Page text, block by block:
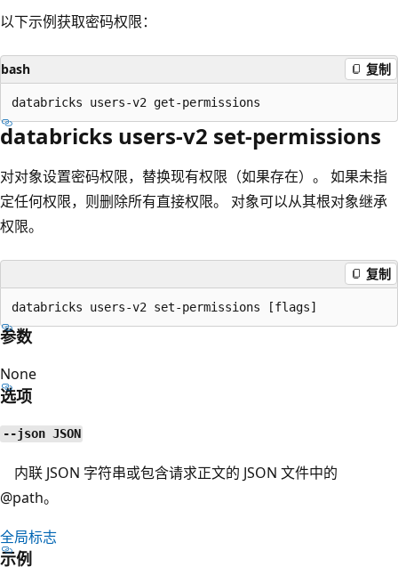
以下示例获取密码权限：
bash 复制
databricks users-v2 set-permissions
对对象设置密码权限，替换现有权限（如果存在）。 如果未指
定任何权限，则删除所有直接权限。 对象可以从其根对象继承
权限。
复制
参数
None
选项
--json JSON
内联 JSON 字符串或包含请求正文的 JSON 文件中的
@path。
全局标志
示例